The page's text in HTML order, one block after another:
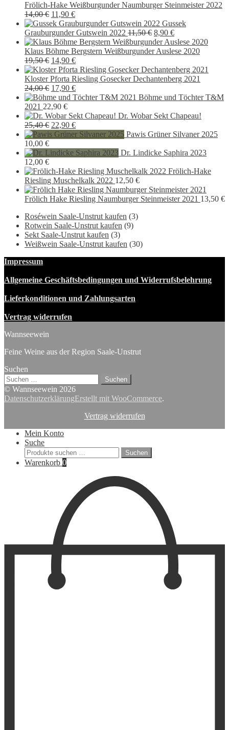
Frölich-Hake Weißburgunder Naumburger Steinmeister 2022
14,00€ Ursprünglicher
Preis
war:
14,00 €
11,90 €Aktueller
Preis
ist:
11,90 €.
Gussek
Grauburgunder Gutswein 2022 11,50€ Ursprünglicher
Preis
war:
8,90 €Aktueller
Preis
ist:
Klaus Böhme Bergstern Weißburgunder Auslese 2020
19,50€ Ursprünglicher
Preis
war:
19,50 €
14,90 €Aktueller
Preis
ist:
14,90 €.
Kloster Pforta Riesling Gosecker Dechantenberg 2021
24,00€ Ursprünglicher
Preis
war:
24,00 €
17,90 €Aktueller
Preis
17,90 €.
Böhme und Töchter T&M
2021 22,90 €
Dr. Wobar Sekt Chapeau!
25,40€ Ursprünglicher
Preis
25,40 €
22,90 €Aktueller
Preis
22,90 €.
Pawis Grüner Silvaner 2025
10,00 €
Dr. Lindicke Saphira 2023
12,00 €
Frölich-Hake
Riesling Muschelkalk 2022 12,50 €
Frölich Hake Riesling Naumburger Steinmeister 2021 13,50 €
Roséwein Saale-Unstrut kaufen (3)
Rotwein Saale-Unstrut kaufen (9)
Sekt Saale-Unstrut kaufen (3)
Weißwein Saale-Unstrut kaufen (30)
Impressum
Allgemeine Geschäftsbedingungen und Widerrufsbelehrung
Lieferkonditionen und Zahlungsarten
Vertrag widerrufen
Wannseewein
Feine Weine aus der Region Saale-Unstrut
Suchen
Suchen
nach:
© Wannseewein 2026
DatenschutzerklärungErstellt mit WooCommerce.
Vertrag widerrufen
Mein Konto
Suche
Suchen
nach:
Suchen
Warenkorb 0